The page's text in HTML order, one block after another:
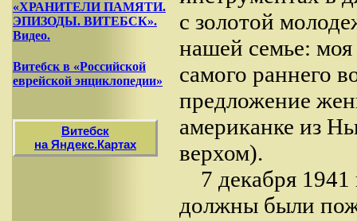
«ХРАНИТЕЛИ ПАМЯТИ.
ЭПИЗОДЫ. ВИТЕБСК».
Видео.
Витебск в «Российской
еврейской энциклопедии»
Витебск
на Яндекс.Картах
с золотой
нашей семье: моя
самого раннего
предложение
американке из
верхом).
7 декабря
должны были